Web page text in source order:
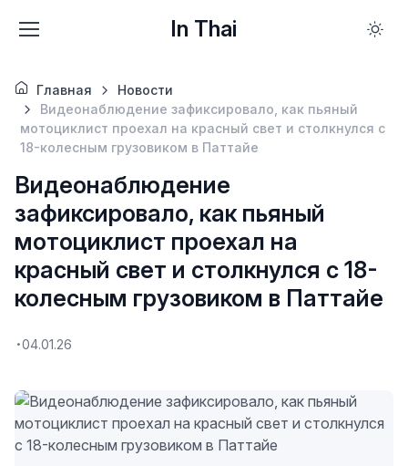
In Thai
Главная
Новости
Видеонаблюдение зафиксировало, как пьяный
мотоциклист проехал на красный свет и столкнулся с
18-колесным грузовиком в Паттайе
Видеонаблюдение
зафиксировало, как пьяный
мотоциклист проехал на
красный свет и столкнулся с 18-
колесным грузовиком в Паттайе
04.01.26